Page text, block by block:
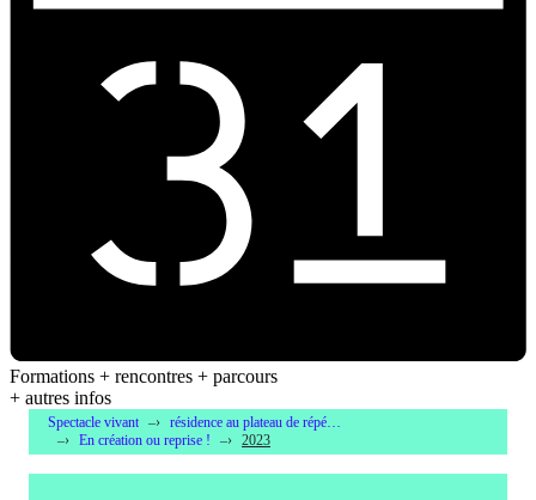
Formations + rencontres + parcours
+ autres infos
Spectacle vivant
En création ou reprise !
2023